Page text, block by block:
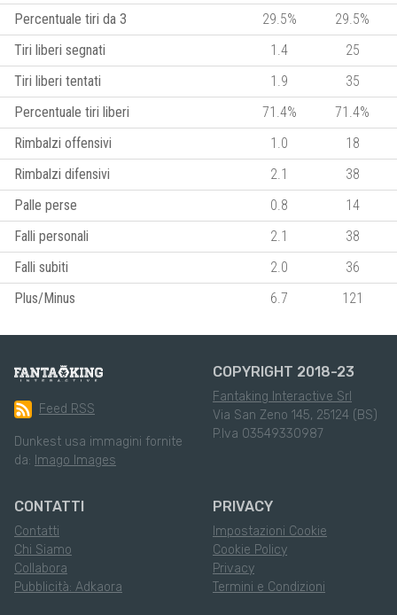
Percentuale tiri da 3
29.5%
29.5%
Tiri liberi segnati
1.4
25
Tiri liberi tentati
1.9
35
Percentuale tiri liberi
71.4%
71.4%
Rimbalzi offensivi
1.0
18
Rimbalzi difensivi
2.1
38
Palle perse
0.8
14
Falli personali
2.1
38
Falli subiti
2.0
36
Plus/Minus
6.7 121
Feed RSS
Dunkest usa immagini fornite
da: Imago Images
COPYRIGHT 2018-23
Fantaking Interactive Srl
Via San Zeno 145, 25124 (BS)
P.Iva 03549330987
CONTATTI
Contatti
Chi Siamo
Collabora
Pubblicità: Adkaora
PRIVACY
Impostazioni Cookie
Cookie Policy
Privacy
Termini e Condizioni